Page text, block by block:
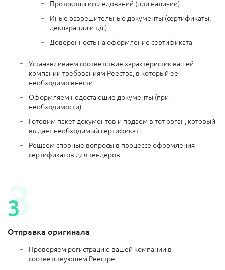
Протоколы исследований (при наличии)
Иные разрешительные документы (сертификаты,
декларации и т.д.)
Доверенность на оформление сертификата
Устанавливаем соответствие характеристик вашей
компании требованиям Реестра, в который ее
необходимо внести
Оформляем недостающие документы (при
необходимости)
Готовим пакет документов и подаём в тот орган, который
выдает необходимый сертификат
Решаем спорные вопросы в процессе оформления
сертификатов для тендеров
Отправка оригинала
Проверяем регистрацию вашей компании в
соответствующем Реестре